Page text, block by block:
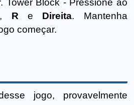
Tower Block - Pressione ao
, R e Direita. Mantenha
começar.
jogo, provavelmente